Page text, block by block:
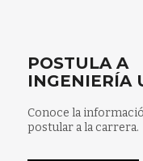
POSTULA A
INGENIERÍA
Conoce la
postular a la carrera.